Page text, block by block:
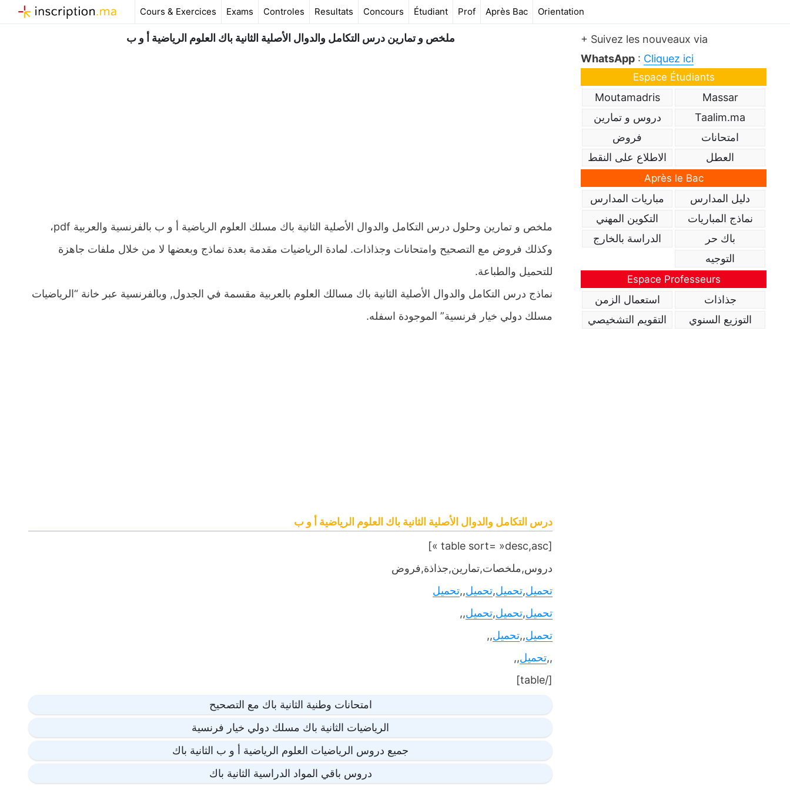
au
Cours & Exercices Exams Controles Resultats Concours Étudiant Prof Après Bac Orientation
ملخص و تمارين درس التكامل والدوال الأصلية الثانية باك العلوم الرياضية أ و ب
ملخص و تمارين وحلول درس التكامل والدوال الأصلية الثانية باك مسلك العلوم الرياضية أ و ب بالفرنسية والعربية pdf،
وكذلك فروض مع التصحيح وامتحانات وجذاذات. لمادة الرياضيات مقدمة بعدة نماذج وبعضها لا من خلال ملفات جاهزة
للتحميل والطباعة.
نماذج درس التكامل والدوال الأصلية الثانية باك مسالك العلوم بالعربية مقسمة في الجدول, وبالفرنسية عبر خانة “الرياضيات
مسلك دولي خيار فرنسية” الموجودة اسفله.
درس التكامل والدوال الأصلية الثانية باك العلوم الرياضية أ و ب
[table sort= »desc,asc »]
دروس,ملخصات,تمارين,جذاذة,فروض
تحميل,تحميل,تحميل,,تحميل
تحميل,تحميل,تحميل,,
تحميل,,تحميل,,
,,تحميل,,
[/table]
امتحانات وطنية الثانية باك مع التصحيح
الرياضيات الثانية باك مسلك دولي خيار فرنسية
جميع دروس الرياضيات العلوم الرياضية أ و ب الثانية باك
دروس باقي المواد الدراسية الثانية باك
+ Suivez les nouveaux via
WhatsApp : Cliquez ici
Espace Étudiants
Massar
Moutamadris
Taalim.ma
دروس و تمارين
امتحانات
فروض
العطل
الاطلاع على النقط
Après le Bac
دليل المدارس
مباريات المدارس
نماذج المباريات
التكوين المهني
باك حر
الدراسة بالخارج
التوجيه
Espace Professeurs
جذاذات
استعمال الزمن
التوزيع السنوي
التقويم التشخيصي